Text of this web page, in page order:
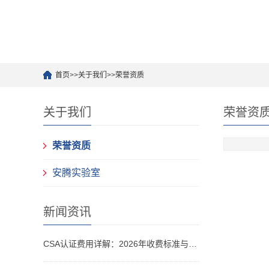
首页>>关于我们 >>荣誉资质
关于我们
荣誉资质
安腾实验室
新闻资讯
荣誉资